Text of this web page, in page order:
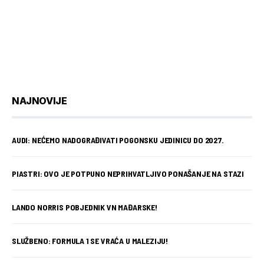
NAJNOVIJE
AUDI: NEĆEMO NADOGRAĐIVATI POGONSKU JEDINICU DO 2027.
PIASTRI: OVO JE POTPUNO NEPRIHVATLJIVO PONAŠANJE NA STAZI
LANDO NORRIS POBJEDNIK VN MAĐARSKE!
SLUŽBENO: FORMULA 1 SE VRAĆA U MALEZIJU!